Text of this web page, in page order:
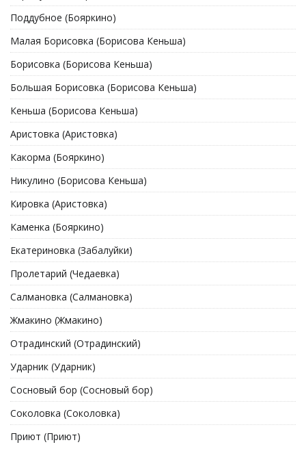
Поддубное (Бояркино)
Малая Борисовка (Борисова Кеньша)
Борисовка (Борисова Кеньша)
Большая Борисовка (Борисова Кеньша)
Кеньша (Борисова Кеньша)
Аристовка (Аристовка)
Какорма (Бояркино)
Никулино (Борисова Кеньша)
Кировка (Аристовка)
Каменка (Бояркино)
Екатериновка (Забалуйки)
Пролетарий (Чедаевка)
Салмановка (Салмановка)
Жмакино (Жмакино)
Отрадинский (Отрадинский)
Ударник (Ударник)
Сосновый бор (Сосновый бор)
Соколовка (Соколовка)
Приют (Приют)